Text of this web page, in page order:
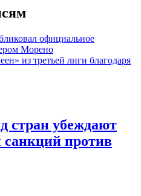
официальное
Морено
из третьей лиги благодаря
стран убеждают
против